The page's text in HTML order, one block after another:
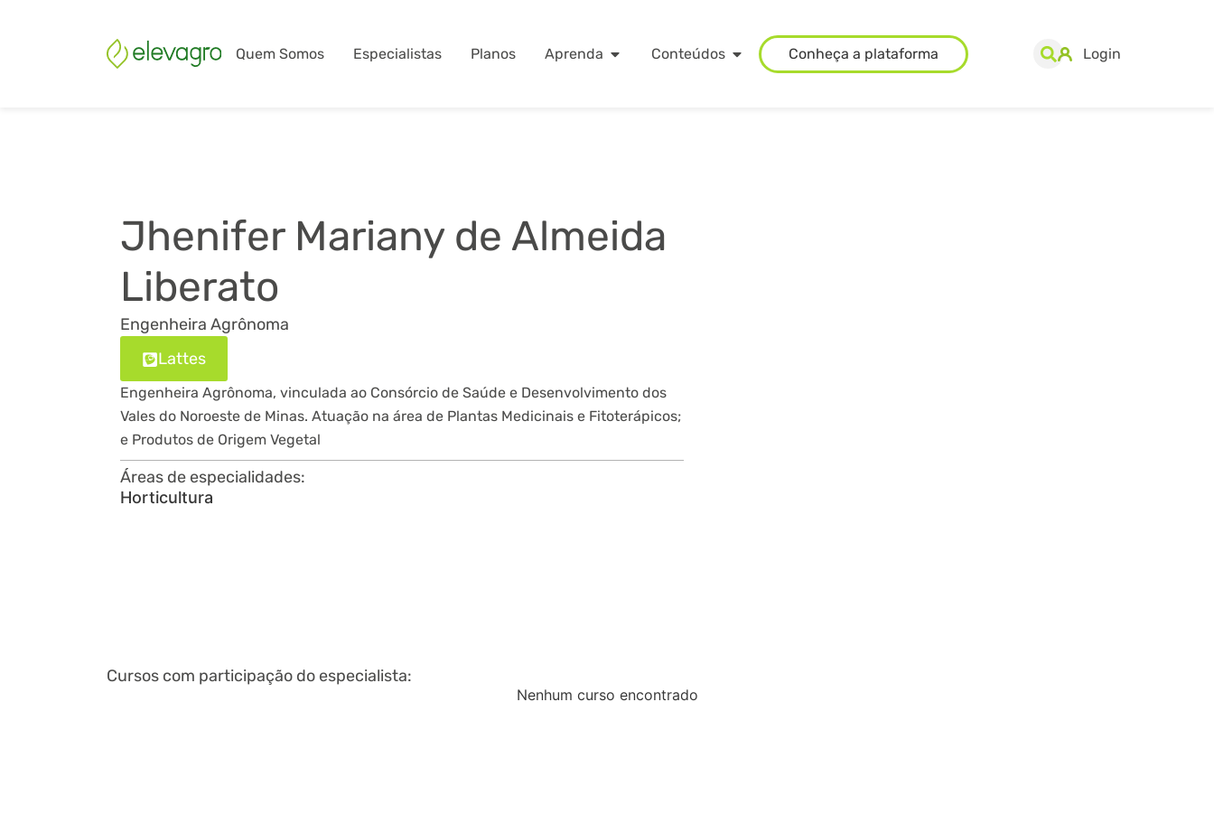
Quem Somos Especialistas Planos Aprenda Conteúdos Conheça a plataforma Login
Jhenifer Mariany de Almeida
Liberato
Engenheira Agrônoma
Lattes
Engenheira Agrônoma, vinculada ao Consórcio de Saúde e Desenvolvimento dos
Vales do Noroeste de Minas. Atuação na área de Plantas Medicinais e Fitoterápicos;
e Produtos de Origem Vegetal
Áreas de especialidades:
Horticultura
Cursos com participação do especialista:
Nenhum curso encontrado